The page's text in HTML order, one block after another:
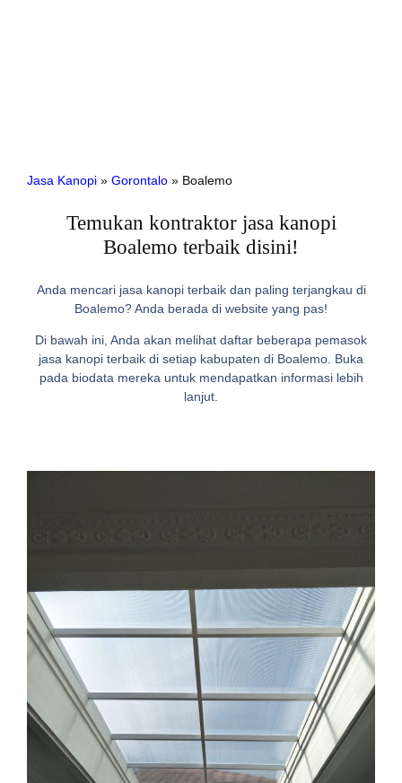
Jasa Kanopi» Gorontalo» Boalemo
Temukan kontraktor jasa kanopi
Boalemo terbaik disini!
Anda mencari jasa kanopi terbaik dan paling terjangkau di
Boalemo? Anda berada di website yang pas!
Di bawah ini, Anda akan melihat daftar beberapa pemasok
jasa kanopi terbaik di setiap kabupaten di Boalemo. Buka
pada biodata mereka untuk mendapatkan informasi lebih
lanjut.